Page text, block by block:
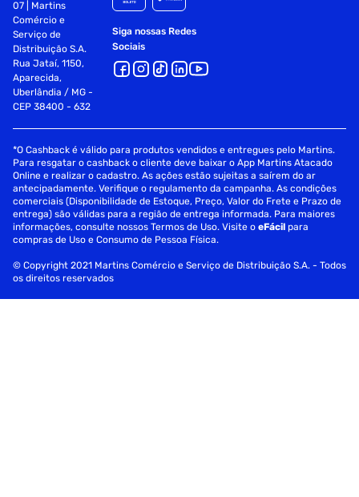
07 | Martins
Comércio e
Serviço de
Distribuição S.A.
Rua Jataí, 1150,
Aparecida,
Uberlândia / MG -
CEP 38400 - 632
Siga nossas Redes
Sociais
*O Cashback é válido para produtos vendidos e entregues pelo Martins.
Para resgatar o cashback o cliente deve baixar o App Martins Atacado
Online e realizar o cadastro. As ações estão sujeitas a saírem do ar
antecipadamente. Verifique o regulamento da campanha. As condições
comerciais (Disponibilidade de Estoque, Preço, Valor do Frete e Prazo de
entrega) são válidas para a região de entrega informada. Para maiores
informações, consulte nossos Termos de Uso. Visite oeFácil para
compras de Uso e Consumo de Pessoa Física.
© Copyright 2021 Martins Comércio e Serviço de Distribuição S.A. - Todos
os direitos reservados